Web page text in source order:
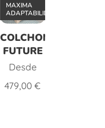
COLCHON
FUTURE
MAXIMA
ADAPTABILIDAD
Desde
479,00 €